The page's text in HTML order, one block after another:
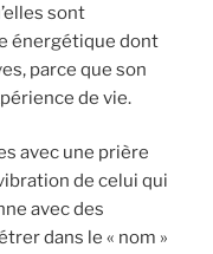
sont
énergétique dont
parce que son
de vie.
avec une prière
de celui qui
avec des
dans le « nom »